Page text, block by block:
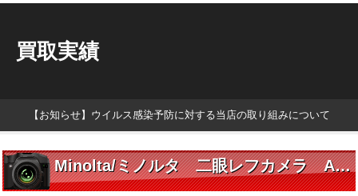
買取カテゴリ一覧
買取実績
【お知らせ】ウイルス感染予防に対する当店の取り組みについて
Minolta/ミノルタ 二眼レフカメラ AUTOCORD